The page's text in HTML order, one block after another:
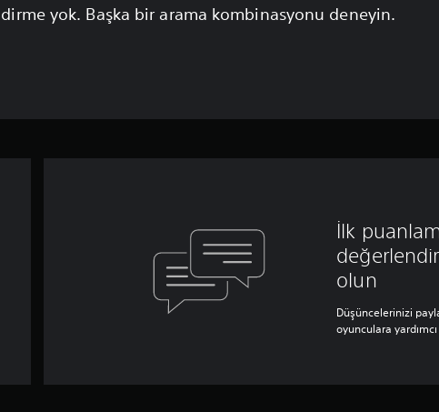
yok. Başka bir arama kombinasyonu deneyin.
İlk
olun
Düşüncelerinizi
oyunculara